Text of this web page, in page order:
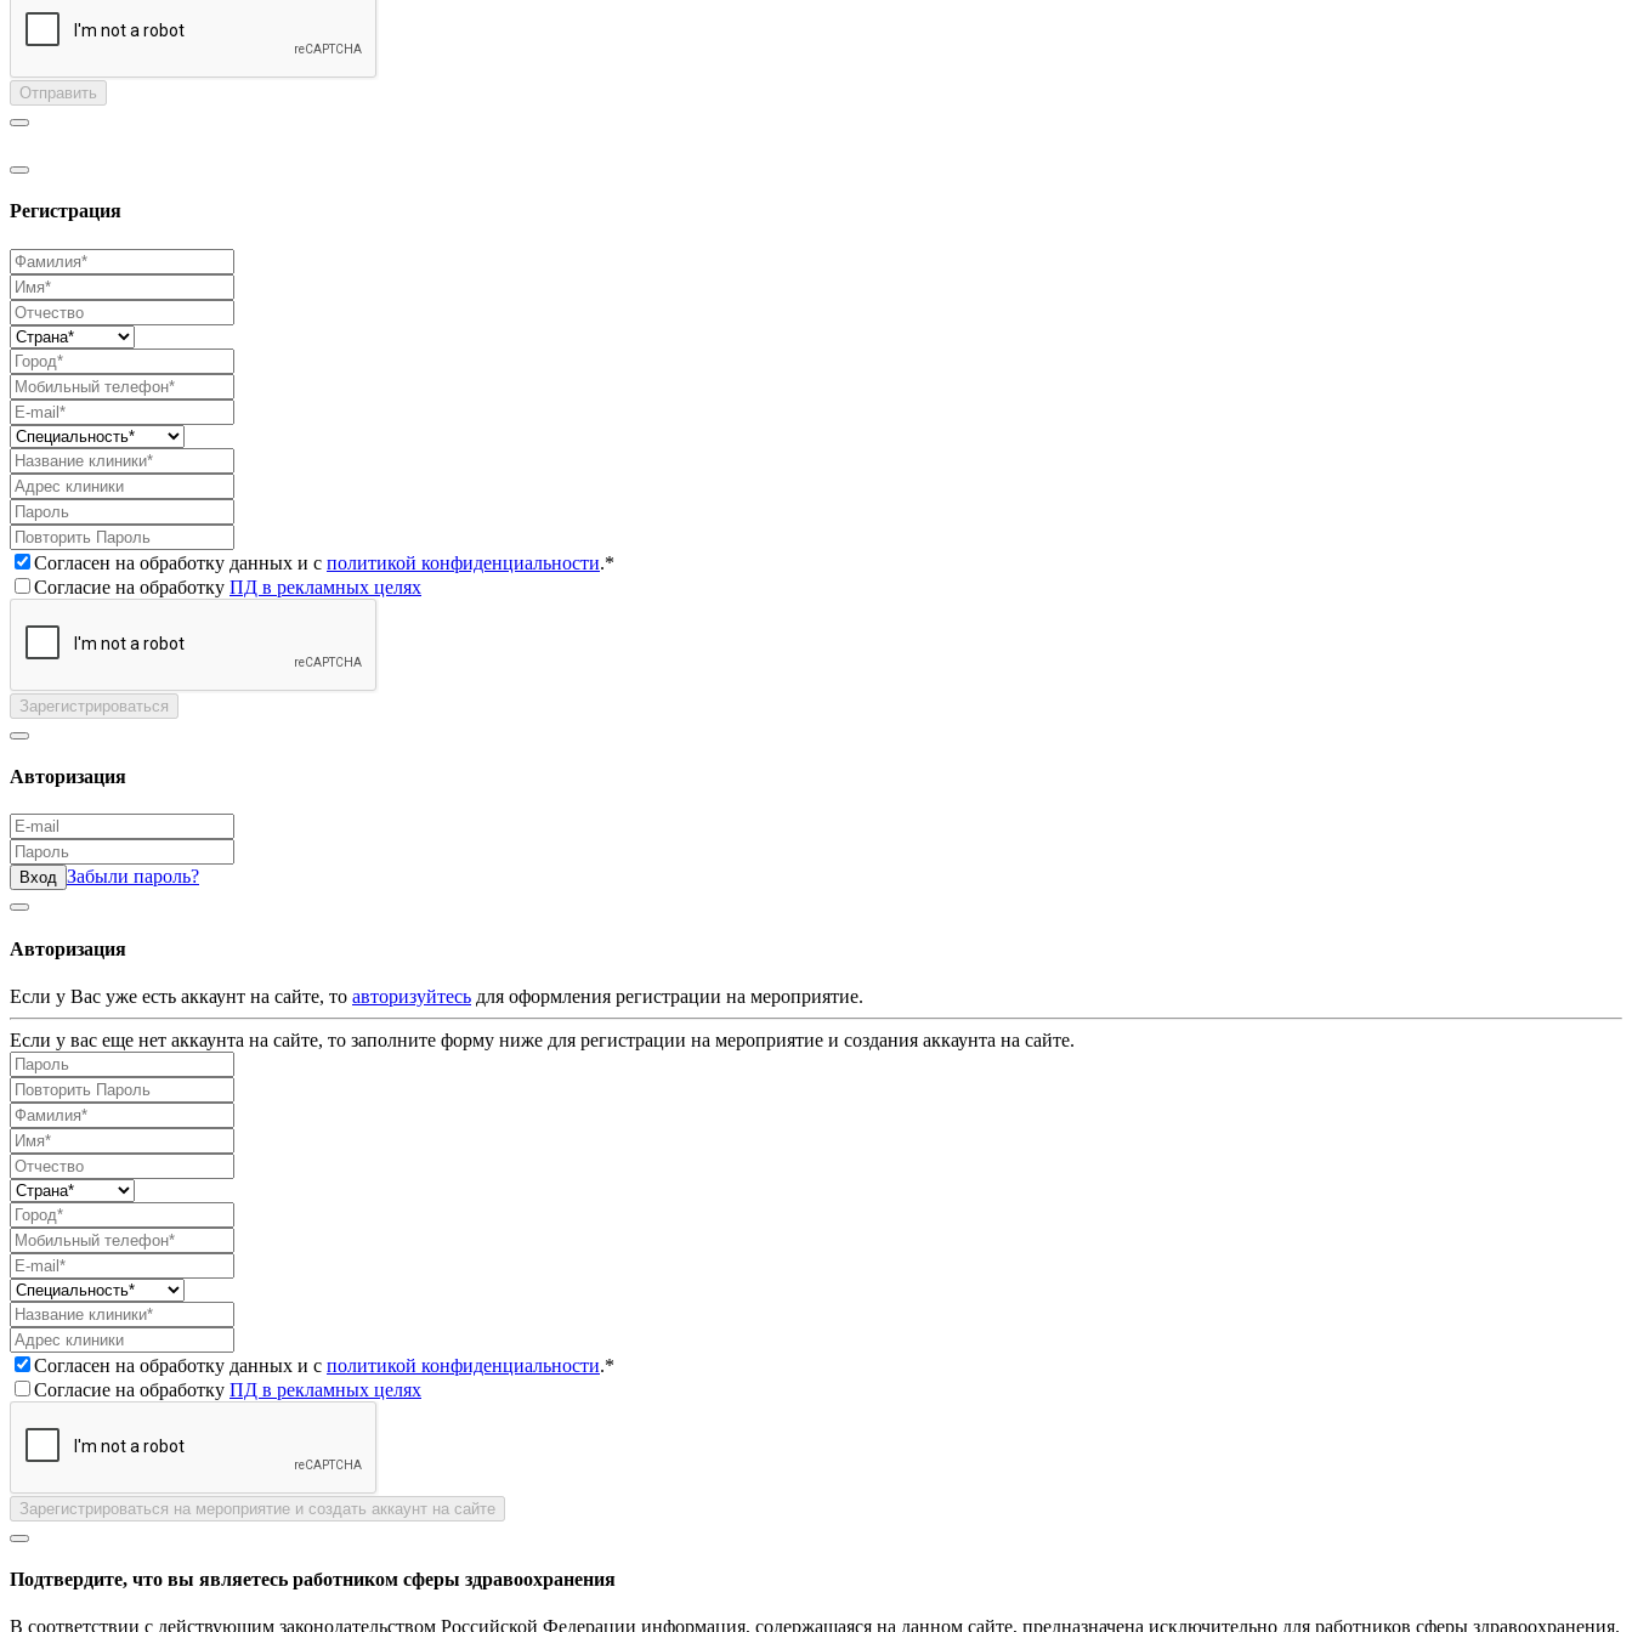
Отправить
Регистрация
Согласен на обработку данных и с политикой конфиденциальности.*
Согласие на обработку ПД в рекламных целях
Зарегистрироваться
Авторизация
Вход Забыли пароль?
Авторизация
Если у Вас уже есть аккаунт на сайте, то авторизуйтесь для оформления регистрации на мероприятие.
Если у вас еще нет аккаунта на сайте, то заполните форму ниже для регистрации на мероприятие и создания аккаунта на сайте.
Согласен на обработку данных и с политикой конфиденциальности.*
Согласие на обработку ПД в рекламных целях
Зарегистрироваться на мероприятие и создать аккаунт на сайте
Подтвердите, что вы являетесь работником сферы здравоохранения
В соответствии с действующим законодательством Российской Федерации информация, содержащаяся на данном сайте, предназначена исключительно для работников сферы здравоохранения.